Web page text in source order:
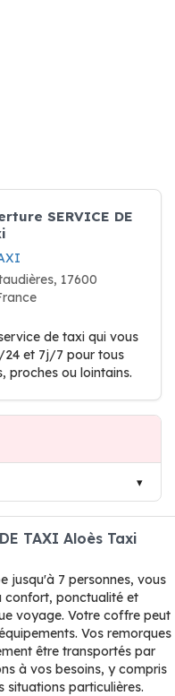
SERVICE DE
17600
de taxi qui vous
et 7j/7 pour tous
proches ou lointains.
TAXI Aloès Taxi
jusqu'à 7 personnes, vous
confort, ponctualité et
voyage. Votre coffre peut
Vos remorques
être transportés par
à vos besoins, y compris
situations particulières.